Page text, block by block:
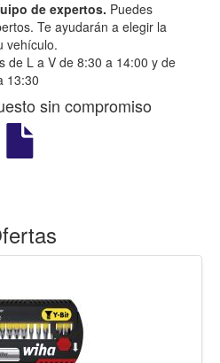
de expertos. Puedes
Te ayudarán a elegir la
vehículo.
de L a V de 8:30 a 14:00 y de
13:30
sin compromiso